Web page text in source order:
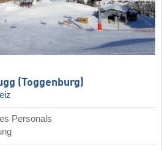
(Toggenburg)
Personals